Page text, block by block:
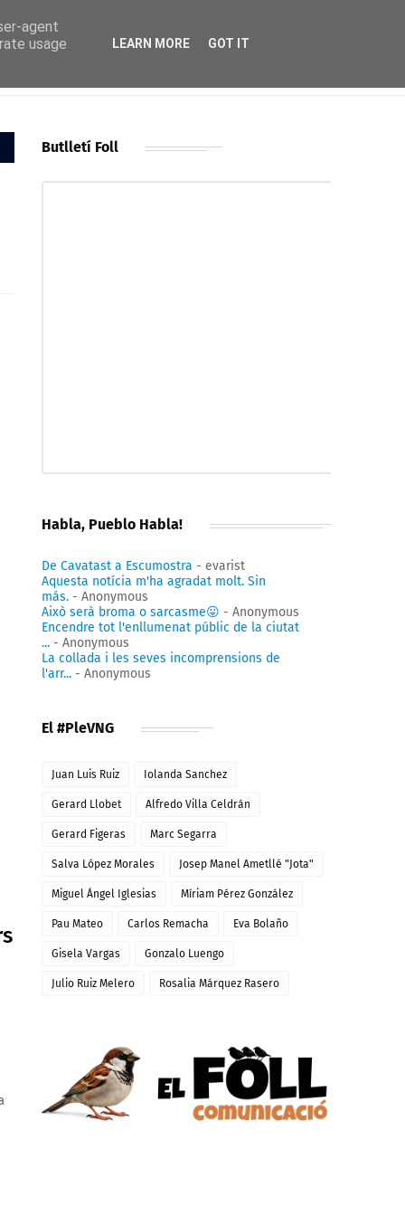
Butlletí Foll
Habla, Pueblo Habla!
De Cavatast a Escumostra - evarist
Aquesta notícia m'ha agradat molt. Sin
más. - Anonymous
Això serà broma o sarcasme😛 - Anonymous
Encendre tot l'enllumenat públic de la ciutat
... - Anonymous
La collada i les seves incomprensions de
l'arr... - Anonymous
El #PleVNG
Juan Luis Ruiz Iolanda Sanchez
Gerard Llobet Alfredo Villa Celdrán
Gerard Figeras Marc Segarra
Salva López Morales Josep Manel Ametllé "Jota"
Miguel Ángel Iglesias Míriam Pérez González
Pau Mateo Carlos Remacha Eva Bolaño
Gisela Vargas Gonzalo Luengo
Julio Ruiz Melero Rosalia Márquez Rasero
agent
usage
LEARN MORE GOT IT